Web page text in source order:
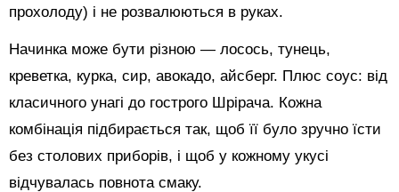
прохолоду) і не розвалюються в руках.
Начинка може бути різною — лосось, тунець,
креветка, курка, сир, авокадо, айсберг. Плюс соус: від
класичного унагі до гострого Шрірача. Кожна
комбінація підбирається так, щоб її було зручно їсти
без столових приборів, і щоб у кожному укусі
відчувалась повнота смаку.